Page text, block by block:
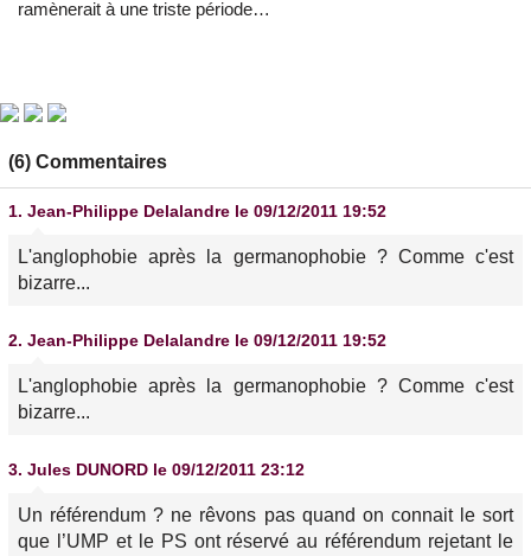
ramènerait à une triste période…
(6) Commentaires
1. Jean-Philippe Delalandre le 09/12/2011 19:52
L'anglophobie après la germanophobie ? Comme c'est
bizarre...
2. Jean-Philippe Delalandre le 09/12/2011 19:52
L'anglophobie après la germanophobie ? Comme c'est
bizarre...
3. Jules DUNORD le 09/12/2011 23:12
Un référendum ? ne rêvons pas quand on connait le sort
que l’UMP et le PS ont réservé au référendum rejetant le